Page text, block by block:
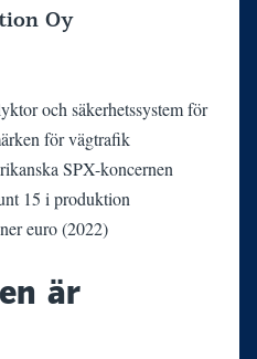
Oy
och säkerhetssystem för
för vägtrafik
SPX-koncernen
15 i produktion
euro (2022)
är